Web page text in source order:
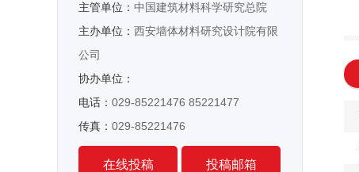
主管单位： 中国建筑材料科学研究总院
主办单位： 西安墙体材料研究设计院有限
公司
协办单位：
电话： 029-85221476 85221477
传真： 029-85221476
在线投稿 投稿邮箱